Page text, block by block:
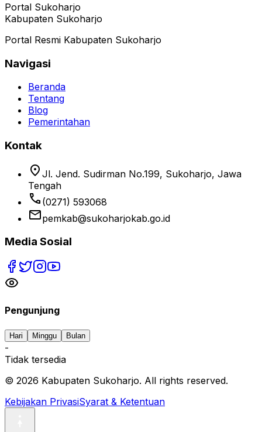
Portal Sukoharjo
Kabupaten Sukoharjo
Portal Resmi Kabupaten Sukoharjo
Navigasi
Beranda
Tentang
Blog
Pemerintahan
Kontak
location_on Jl. Jend. Sudirman No.199, Sukoharjo, Jawa
Tengah
phone (0271) 593068
emailpemkab@sukoharjokab.go.id
Media Sosial
Pengunjung
Hari Minggu Bulan
-
Tidak tersedia
© 2026 Kabupaten Sukoharjo. All rights reserved.
Kebijakan PrivasiSyarat & Ketentuan